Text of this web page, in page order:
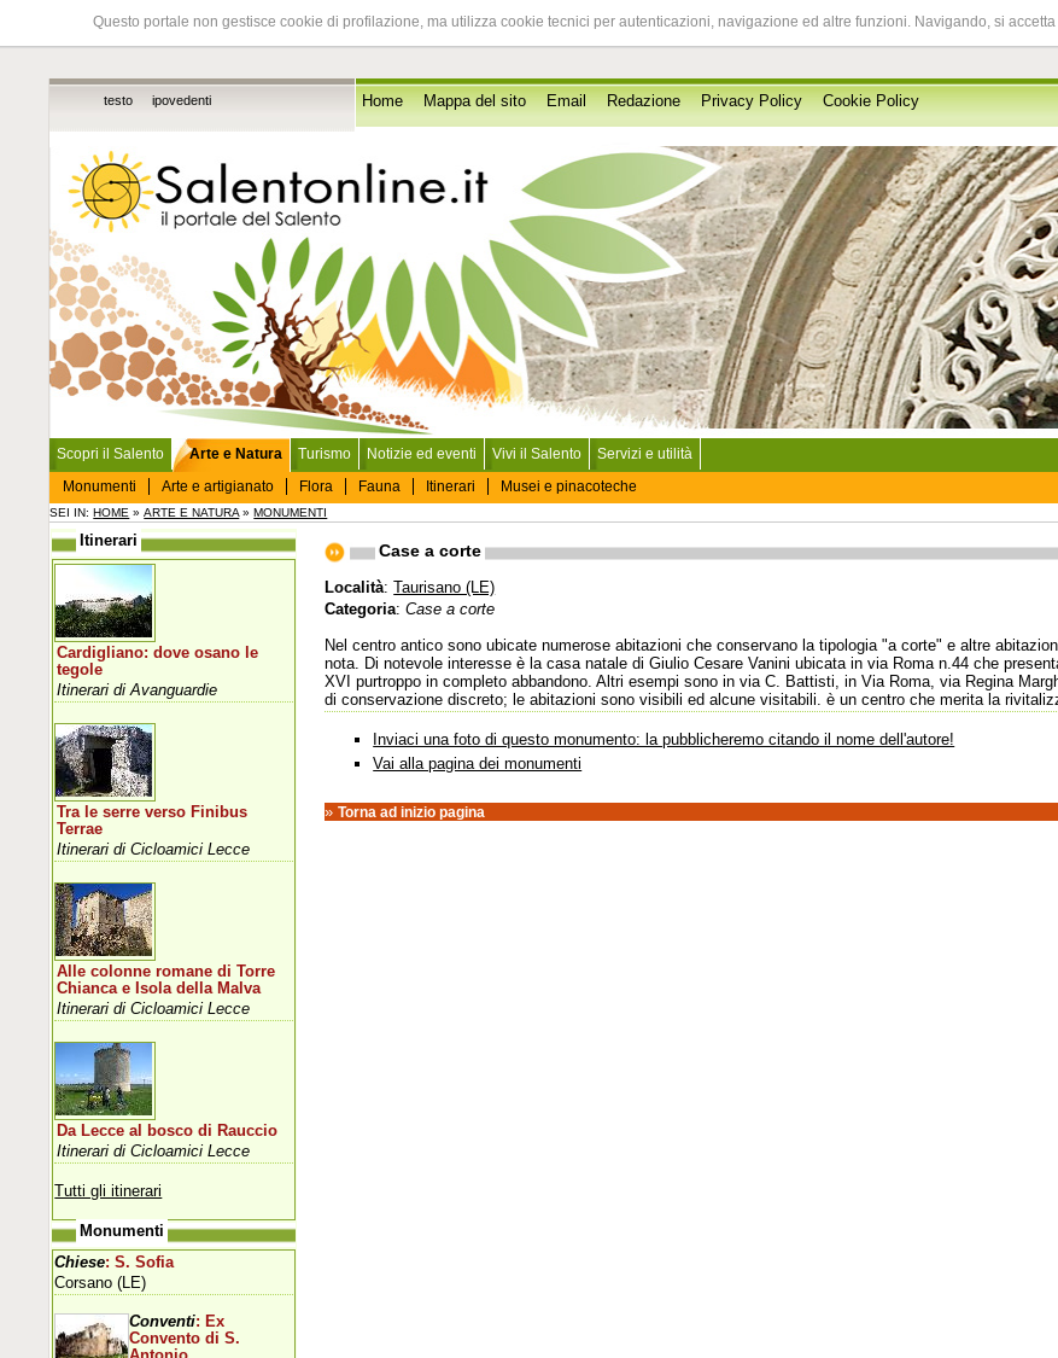
Questo portale non gestisce cookie di profilazione, ma utilizza cookie tecnici per autenticazioni, navigazione ed altre funzioni. Navigando, si
testo ipovedenti Home Mappa del sito Email Redazione Privacy Policy Cookie Policy
Scopri il Salento
Arte e Natura
Monumenti
Arte e artigianato Flora Fauna Itinerari Musei e pinacoteche
Turismo Notizie ed eventi Vivi il Salento Servizi e utilità
SEI IN:HOME »ARTE E NATURA »MONUMENTI
Case a corte
Località:Taurisano (LE)
Categoria:Case a corte
Nel centro antico sono ubicate numerose abitazioni che conservano la tipologia "a corte" e altre
nota. Di notevole interesse è la casa natale di Giulio Cesare Vanini ubicata in via Roma n.44 che
XVI purtroppo in completo abbandono. Altri esempi sono in via C. Battisti, in Via Roma, via Regina
di conservazione discreto; le abitazioni sono visibili ed alcune visitabili. è un centro che merita la
Inviaci una foto di questo monumento: la pubblicheremo citando il nome dell'autore!
Vai alla pagina dei monumenti
»Torna ad inizio pagina
Itinerari
Cardigliano: dove osano le
tegole
Itinerari di Avanguardie
Tra le serre verso Finibus
Terrae
Itinerari di Cicloamici Lecce
Alle colonne romane di Torre
Chianca e Isola della Malva
Itinerari di Cicloamici Lecce
Da Lecce al bosco di Rauccio
Itinerari di Cicloamici Lecce
Tutti gli itinerari
Monumenti
Chiese: S. Sofia
Corsano (LE)
Conventi: Ex
Convento di S.